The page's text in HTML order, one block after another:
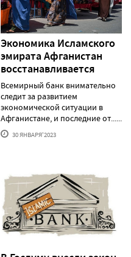
Экономика Исламского
эмирата Афганистан
восстанавливается
Всемирный банк внимательно
следит за развитием
экономической ситуации в
Афганистане, и последние от......
30 ЯНВАРЯ'2023